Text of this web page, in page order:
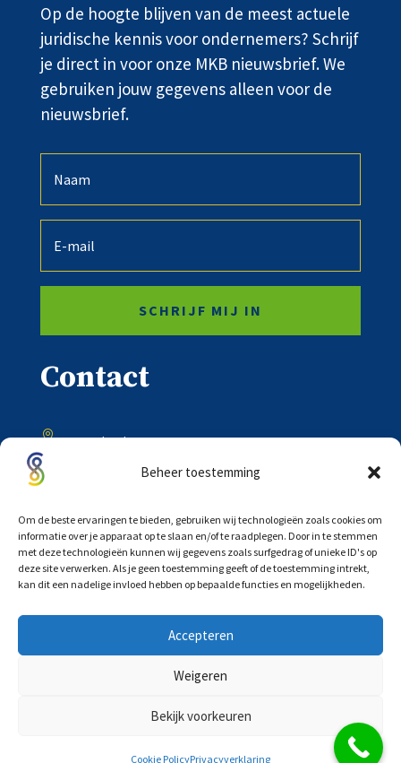
Beheer toestemming
Om de beste ervaringen te bieden, gebruiken wij technologieën zoals cookies om
informatie over je apparaat op te slaan en/of te raadplegen. Door in te stemmen
met deze technologieën kunnen wij gegevens zoals surfgedrag of unieke ID's op
deze site verwerken. Als je geen toestemming geeft of de toestemming intrekt,
kan dit een nadelige invloed hebben op bepaalde functies en mogelijkheden.
Accepteren
Weigeren
Bekijk voorkeuren
Cookie PolicyPrivacyverklaring
Op de hoogte blijven van de meest actuele
juridische kennis voor ondernemers? Schrijf
je direct in voor onze MKB nieuwsbrief. We
gebruiken jouw gegevens alleen voor de
nieuwsbrief.
SCHRIJF MIJ IN
Contact

Onder de Toren 20
8302 BV Emmeloord
0527 – 618333
 info@scholtensadvocaten.nl
ALGEMENE VOORWAARDEN
WEBDESIGN: